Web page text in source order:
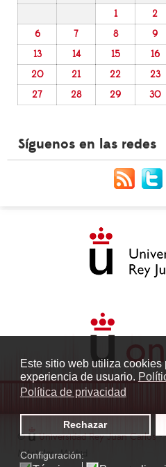
Este sitio web utiliza
experiencia de usuario.
Política de privacidad
Rechazar
Configuración:
1 2
6
7 8 9
13
14 15 16
20
21 22 23
27
28 29 30
Síguenos en las redes
© Universidad Rey Juan Carlos-
Móstoles. Madrid